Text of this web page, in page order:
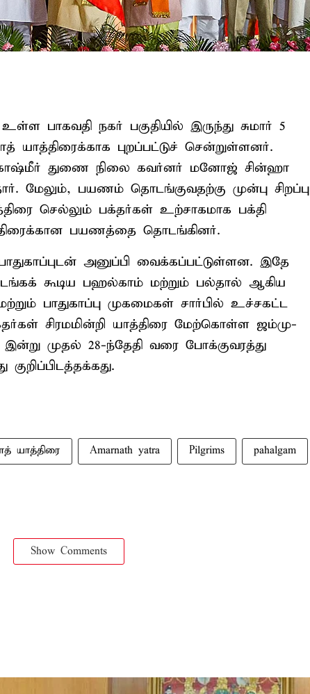
பாகவதி நகர் பகுதியில் இருந்து சுமார் 5
புறப்பட்டுச் சென்றுள்ளனர்.
துணை நிலை கவர்னர் மனோஜ் சின்ஹா
மேலும், பயணம் தொடங்குவதற்கு முன்பு சிறப்பு
செல்லும் பக்தர்கள் உற்சாகமாக பக்தி
பயணத்தை தொடங்கினர்.
அனுப்பி வைக்கப்பட்டுள்ளன. இதே
கூடிய பஹல்காம் மற்றும் பல்தால் ஆகிய
பாதுகாப்பு முகமைகள் சார்பில் உச்சகட்ட
சிரமமின்றி யாத்திரை மேற்கொள்ள ஜம்மு-
முதல் 28-ந்தேதி வரை போக்குவரத்து
குறிப்பிடத்தக்கது.
யாத்திரை Amarnath yatra Pilgrims pahalgam
Show Comments